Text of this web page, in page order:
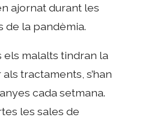
ajornat durant les
de la pandèmia.
els malalts tindran la
tractaments, s’han
cada setmana.
les sales de